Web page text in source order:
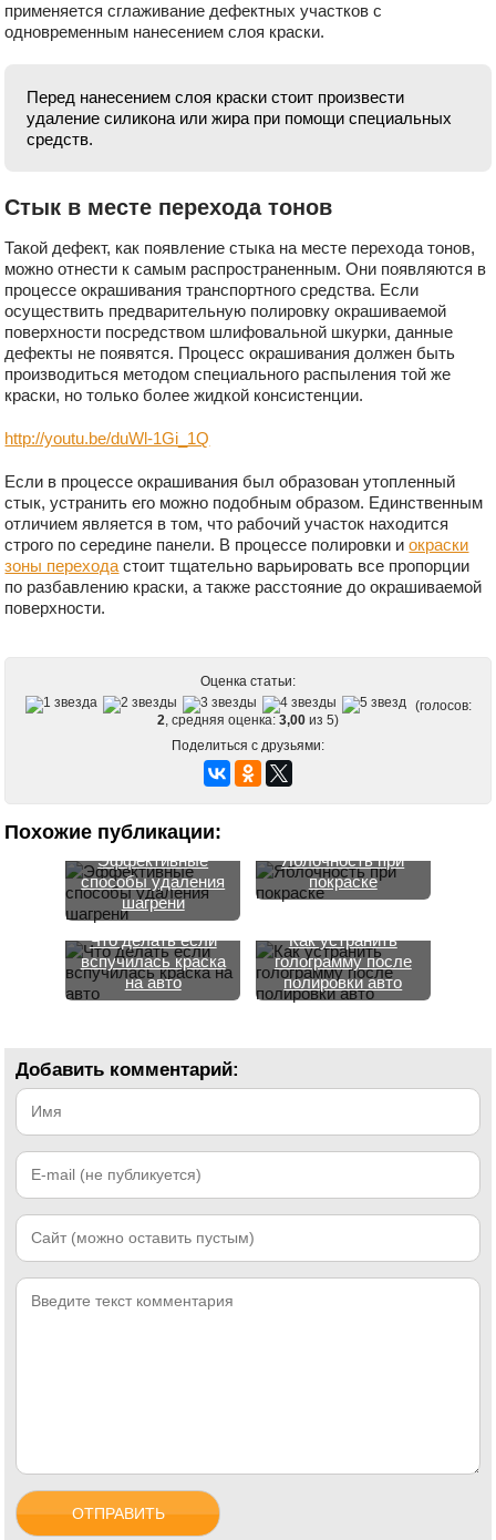
применяется сглаживание дефектных участков с
одновременным нанесением слоя краски.
Перед нанесением слоя краски стоит произвести
удаление силикона или жира при помощи специальных
средств.
Стык в месте перехода тонов
Такой дефект, как появление стыка на месте перехода тонов,
можно отнести к самым распространенным. Они появляются в
процессе окрашивания транспортного средства. Если
осуществить предварительную полировку окрашиваемой
поверхности посредством шлифовальной шкурки, данные
дефекты не появятся. Процесс окрашивания должен быть
производиться методом специального распыления той же
краски, но только более жидкой консистенции.
http://youtu.be/duWl-1Gi_1Q
Если в процессе окрашивания был образован утопленный
стык, устранить его можно подобным образом. Единственным
отличием является в том, что рабочий участок находится
строго по середине панели. В процессе полировки иокраски
зоны перехода стоит тщательно варьировать все пропорции
по разбавлению краски, а также расстояние до окрашиваемой
поверхности.
Оценка статьи:
(голосов:
2, средняя оценка: 3,00 из 5)
Поделиться с друзьями:
Похожие публикации:
Эффективные
способы удаления
шагрени
Яблочность при
покраске
Что делать если
вспучилась краска
на авто
Как устранить
голограмму после
полировки авто
Добавить комментарий: